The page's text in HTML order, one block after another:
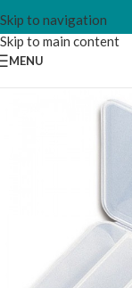
Skip to navigation
Skip to main content
MENU